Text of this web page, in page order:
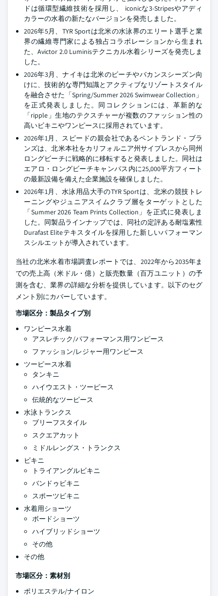
ドは循環型繊維技術を採用し、 iconicな3-Stripesやアディ
カラーの水着の新たなバージョンを発売しました。
2026年5月、TYR Sportは北米の水泳界のエリート選手と業
界の繊維専門家による独占コラボレーションから生まれ
た、Avictor 2.0 Luminisテクニカル水着シリーズを発売しま
した。
2026年3月、ナイキは北米のビーチやバカンスシーズン向
けに、技術的な専門知識とアクティブなリゾートスタイル
を融合させた「Spring/Summer 2026 Swimwear Collection」
を正式発表しました。同コレクションには、革新的な
「ripple」生地のテクスチャーが複数のファッション性の
高いビキニやワンピースに採用されています。
2026年1月、スピードの親会社であるペントランド・ブラ
ンズは、北米本社をカリフォルニア州サイプレスから同州
ロングビーチに戦略的に移転すると発表しました。同社は
エアロ・ロングビーチキャンパス内に25,000平方フィート
の最新設備を備えた企業施設を確保しました。
2026年1月、水泳用品大手のTYR Sportは、北米の競技トレ
ーニングやジュニアスイムクラブ層をターゲットとした
「Summer 2026 Team Prints Collection」を正式に発表しま
した。同製品ラインナップでは、同社の定評ある耐塩素性
Durafast Eliteテキスタイルを採用した新しいパフォーマン
スシルエットが導入されています。
当社の北米水着市場調査レポートでは、2022年から2035年ま
での売上高（米ドル・億）と販売数量（百万ユニット）の予
測を含む、業界の詳細な分析を提供しています。以下のセグ
メント別にカバーしています。
市場区分：製品タイプ別
ワンピース水着
アスレチック/パフォーマンス用ワンピース
ファッション/レジャー用ワンピース
ツーピース水着
タンキニ
ハイウエスト・ツーピース
伝統的なツーピース
水泳トランクス
ブリーフスタイル
スクエアカット
ミドルレングス・トランクス
ビキニ
トライアングルビキニ
バンドゥビキニ
スポーツビキニ
水着用ショーツ
ボードショーツ
ハイブリッドショーツ
その他
その他
市場区分：素材別
ポリエステル/ナイロン